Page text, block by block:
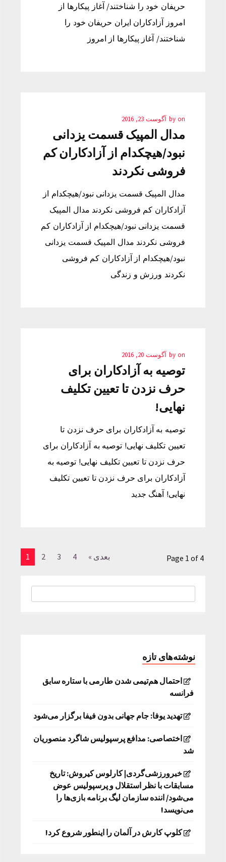
حریفان خود را شناختند/ آغاز پیکارها از
امروز آزادکاران ایران حریفان خود را
شناختند/ آغاز پیکارها از امروز
by on آگوست 23, 2016
مدال المپیک قسمت یزدانی
نبود/هیچکدام از آزادکاران کم
فروشی نکردند
مدال المپیک قسمت یزدانی نبود/هیچکدام از
آزادکاران کم فروشی نکردند مدال المپیک
قسمت یزدانی نبود/هیچکدام از آزادکاران کم
فروشی نکردند مدال المپیک قسمت یزدانی
نبود/هیچکدام از آزادکاران کم فروشی
نکردند ورزش و زندگی
by on آگوست 20, 2016
توصیه به آزادکاران برای
حرف نزدن تا تعیین تکلیف
نهایی!
توصیه به آزادکاران برای حرف نزدن تا
تعیین تکلیف نهایی! توصیه به آزادکاران برای
حرف نزدن تا تعیین تکلیف نهایی! توصیه به
آزادکاران برای حرف نزدن تا تعیین تکلیف
نهایی! آهنگ جدید
1 2 3 4 بعدی » Page 1 of 4
نوشته‌های تازه
احتمال هم‌تیمی شدن طارمی با ستاره سابق
فرانسه
تهدید یوفا: جام جهانی بدون فیفا برگزار می‌شود
اختصاصی: مدافع پرسپولیس شاگرد منصوریان
شد
خبرورزشی‌گردی| کارلوس کیروش: تاریخ
مسابقات با نظر استقلال و پرسپولیس عوض
می‌شود/ اننده سازمان لیگ برنامه بازی‌ها را
می‌نویسد!
کلوپ کارش در آلمان را اینطور شروع کرد!